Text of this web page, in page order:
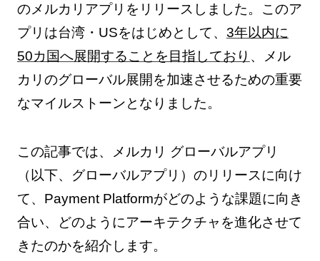
のメルカリアプリをリリースしました。このア
プリは台湾・USをはじめとして、 3年以内に
50カ国へ展開することを目指しており 、メル
カリのグローバル展開を加速させるための重要
なマイルストーンとなりました。
この記事では、メルカリ グローバルアプリ
（以下、グローバルアプリ）のリリースに向け
て、Payment Platformがどのような課題に向き
合い、どのようにアーキテクチャを進化させて
きたのかを紹介します。